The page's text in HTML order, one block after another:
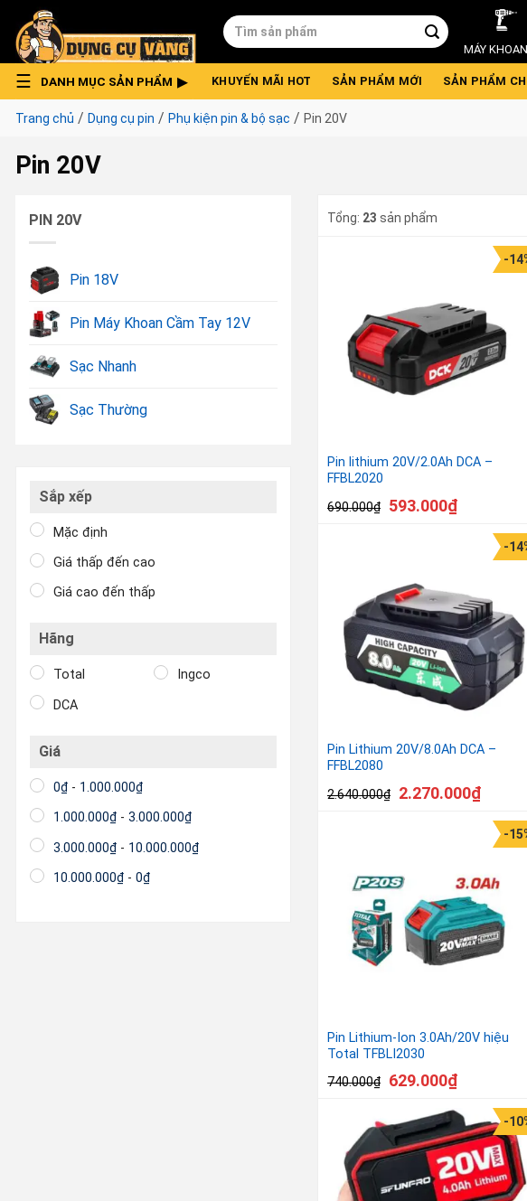
content
Tìm
kiếm:
MÁY
DANH MỤC SẢN PHẨM KHUYẾN MÃI HOT SẢN PHẨM MỚI SẢN PHẨM
Trang chủ / Dụng cụ pin / Phụ kiện pin & bộ sạc / Pin 20V
Pin 20V
Tổng: 23 sản phẩm
Pin lithium 20V/2.0Ah DCA –
FFBL2020
690.000₫
-
593.000₫
Pin Lithium 20V/8.0Ah DCA –
FFBL2080
2.640.000₫
-
2.270.000₫
Pin Lithium-Ion 3.0Ah/20V hiệu
Total TFBLI2030
740.000₫
-
629.000₫
-
PIN 20V
Pin 18V
Pin Máy Khoan Cầm Tay 12V
Sạc Nhanh
Sạc Thường
Sắp xếp
Mặc định
Giá thấp đến cao
Giá cao đến thấp
Hãng
Total
Ingco
DCA
Giá
0₫ - 1.000.000₫
1.000.000₫ - 3.000.000₫
3.000.000₫ - 10.000.000₫
10.000.000₫ - 0₫